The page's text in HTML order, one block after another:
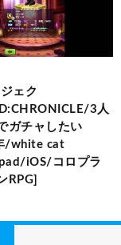
ェク
3人
ガチャしたい
/white cat
iOS/コロプラ
RPG]